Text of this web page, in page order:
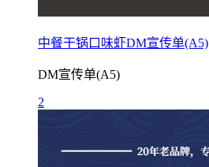
中餐干锅口味虾DM宣传单(A5)
DM宣传单(A5)
2